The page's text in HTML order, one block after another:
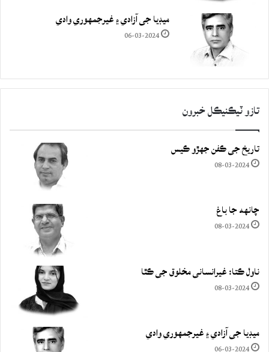
ميڊيا جي آزادي ۽ غيرجمھوري وادي
06-03-2024
تازو ٽيڪنيڪل خبرون
تاريخ جي ڪفن جھڙو ڪيس
08-03-2024
چانهه جا باغ
08-03-2024
ناول ڪتا: غيرانساني مخلوق جي ڪٿا
08-03-2024
ميڊيا جي آزادي ۽ غيرجمھوري وادي